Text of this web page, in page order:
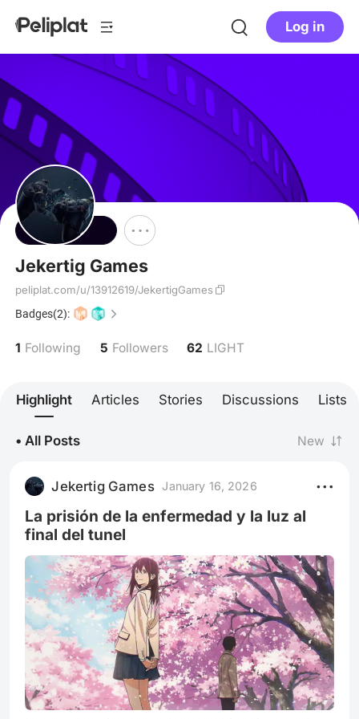
Log in
Follow
Jekertig Games
peliplat.com/u/13912619/JekertigGames
Badges(2):
1 Following 5 Followers 62 LIGHT
Highlight Articles Stories Discussions Lists
• All Posts New
Jekertig Games January 16, 2026
La prisión de la enfermedad y la luz al
final del tunel